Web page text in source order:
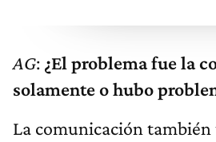
AG: ¿El problema fue la
solamente o hubo
La comunicación